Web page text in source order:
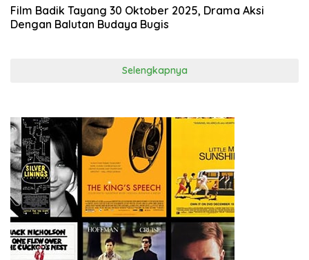
Film Badik Tayang 30 Oktober 2025, Drama Aksi
Dengan Balutan Budaya Bugis
Selengkapnya